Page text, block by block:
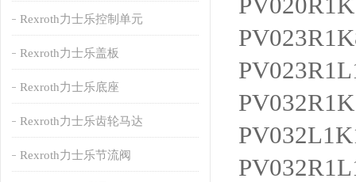
Rexroth力士乐控制单元
Rexroth力士乐盖板
Rexroth力士乐底座
Rexroth力士乐齿轮马达
Rexroth力士乐节流阀